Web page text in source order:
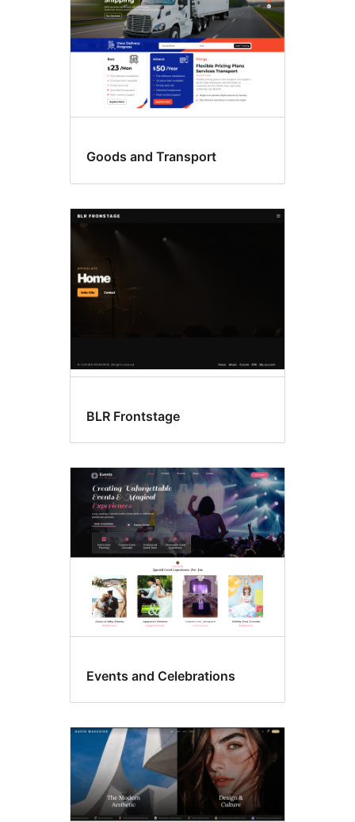
Goods and Transport
BLR Frontstage
Events and Celebrations